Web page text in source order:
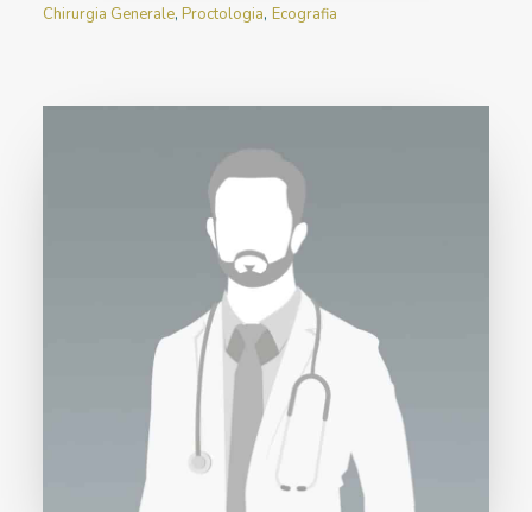
Chirurgia Generale, Proctologia, Ecografia